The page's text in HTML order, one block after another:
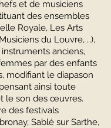
et de musiciens
des ensembles
Royale, Les Arts
du Louvre, …),
anciens,
par des enfants
modifiant le diapason
ainsi toute
le son des œuvres.
des festivals
Sablé sur Sarthe,